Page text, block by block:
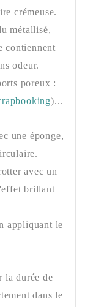
crémeuse.
métallisé,
contiennent
odeur.
poreux :
)...
une éponge,
avec un
brillant
appliquant le
la durée de
dans le